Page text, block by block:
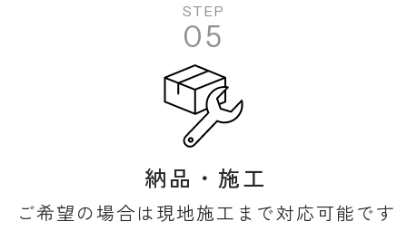
STEP
05
納品・施工
ご希望の場合は現地施工まで対応可能です